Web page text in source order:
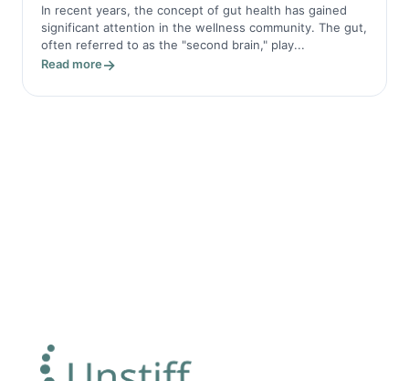
In recent years, the concept of gut health has gained
significant attention in the wellness community. The gut,
often referred to as the "second brain," play...
Read more